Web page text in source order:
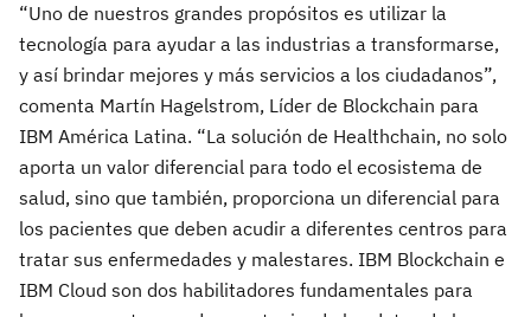
“Uno de nuestros grandes propósitos es utilizar la
tecnología para ayudar a las industrias a transformarse,
y así brindar mejores y más servicios a los ciudadanos”,
comenta Martín Hagelstrom, Líder de Blockchain para
IBM América Latina. “La solución de Healthchain, no solo
aporta un valor diferencial para todo el ecosistema de
salud, sino que también, proporciona un diferencial para
los pacientes que deben acudir a diferentes centros para
tratar sus enfermedades y malestares. IBM Blockchain e
IBM Cloud son dos habilitadores fundamentales para